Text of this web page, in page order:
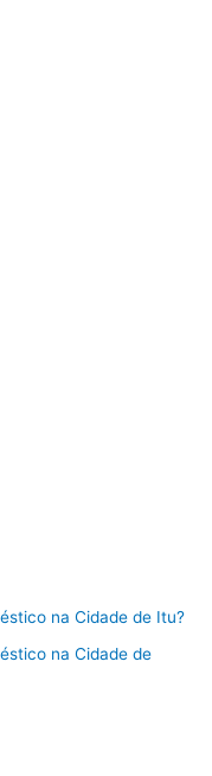
na Cidade de Itu?
na Cidade de